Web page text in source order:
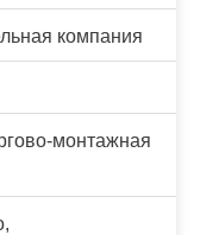
компания
монтажная